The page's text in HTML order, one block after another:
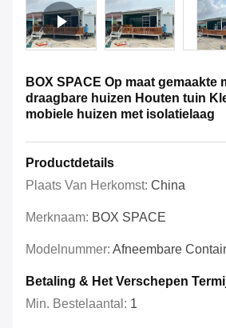
BOX SPACE Op maat gemaakte
draagbare huizen Houten tuin
mobiele huizen met isolatielaag
Productdetails
Plaats Van Herkomst: China
Merknaam: BOX SPACE
Modelnummer: Afneembare
Betaling & Het Verschepen
Min. Bestelaantal: 1